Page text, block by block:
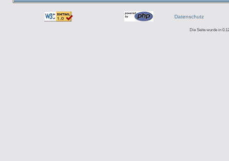
Datenschutz
Die Seite wurde in